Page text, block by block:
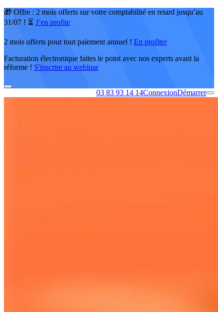
🎁 Offre : 2 mois offerts sur votre comptabilité en retard jusqu’au
31/07 ! ⏳ J’en profite
2 mois offerts pour tout paiement annuel ! En profiter
Facturation électronique faites le point avec nos experts avant la
réforme ! S'inscrire au webinar
03 83 93 14 14ConnexionDémarrer